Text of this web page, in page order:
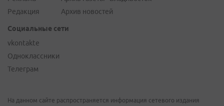
Редакция
Архив новостей
Социальные сети
vkontakte
Одноклассники
Телеграм
На данном сайте распространяется информация сетевого издания